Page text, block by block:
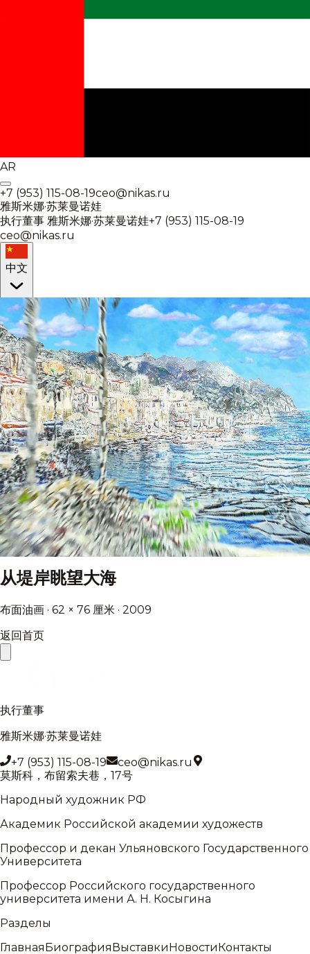
AR
+7 (953) 115-08-19ceo@nikas.ru
雅斯米娜·苏莱曼诺娃
执行董事 雅斯米娜·苏莱曼诺娃+7 (953) 115-08-19
ceo@nikas.ru
中文
从堤岸眺望大海
布面油画 · 62 × 76 厘米 · 2009
返回首页
执行董事
雅斯米娜·苏莱曼诺娃
+7 (953) 115-08-19
ceo@nikas.ru
莫斯科，布留索夫巷，17号
Народный художник РФ
Академик Российской академии художеств
Профессор и декан Ульяновского Государственного
Университета
Профессор Российского государственного
университета имени А. Н. Косыгина
Разделы
ГлавнаяБиографияВыставкиНовостиКонтакты